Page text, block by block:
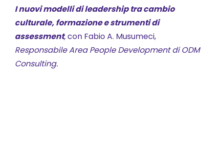
I nuovi modelli di leadership tra cambio
culturale, formazione e strumenti di
assessment,con Fabio A. Musumeci,
Responsabile Area People Development di ODM
Consulting.